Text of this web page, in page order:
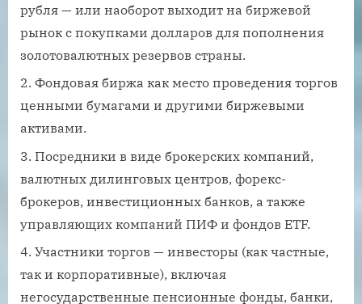
рубля — или наоборот выходит на биржевой
рынок с покупками долларов для пополнения
золотовалютных резервов страны.
Фондовая биржа как место проведения торгов
ценными бумагами и другими биржевыми
активами.
Посредники в виде брокерских компаний,
валютных дилинговых центров, форекс-
брокеров, инвестиционных банков, а также
управляющих компаний ПИФ и фондов ETF.
Участники торгов — инвесторы (как частные,
так и корпоративные), включая
негосударственные пенсионные фонды, банки,